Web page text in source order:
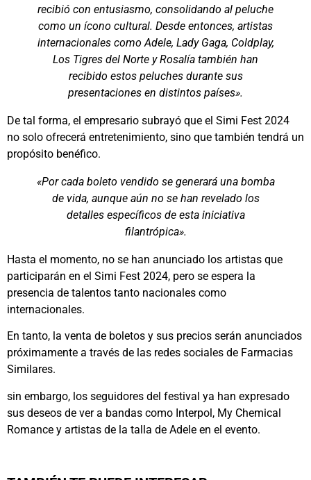
recibió con entusiasmo, consolidando al peluche
como un ícono cultural. Desde entonces, artistas
internacionales como Adele, Lady Gaga, Coldplay,
Los Tigres del Norte y Rosalía también han
recibido estos peluches durante sus
presentaciones en distintos países».
De tal forma, el empresario subrayó que el Simi Fest 2024
no solo ofrecerá entretenimiento, sino que también tendrá un
propósito benéfico.
«Por cada boleto vendido se generará una bomba
de vida, aunque aún no se han revelado los
detalles específicos de esta iniciativa
filantrópica».
Hasta el momento, no se han anunciado los artistas que
participarán en el Simi Fest 2024, pero se espera la
presencia de talentos tanto nacionales como
internacionales.
En tanto, la venta de boletos y sus precios serán anunciados
próximamente a través de las redes sociales de Farmacias
Similares.
sin embargo, los seguidores del festival ya han expresado
sus deseos de ver a bandas como Interpol, My Chemical
Romance y artistas de la talla de Adele en el evento.